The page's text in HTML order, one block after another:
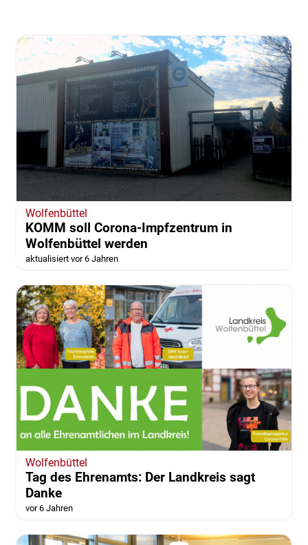
Wolfenbüttel
KOMM soll Corona-Impfzentrum in
Wolfenbüttel werden
aktualisiert vor 6 Jahren
Wolfenbüttel
Tag des Ehrenamts: Der Landkreis sagt
Danke
vor 6 Jahren